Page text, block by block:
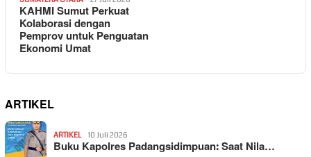
KAHMI Sumut Perkuat
Kolaborasi dengan
Pemprov untuk Penguatan
Ekonomi Umat
ARTIKEL
ARTIKEL 10 Juli 2026
Buku Kapolres Padangsidimpuan: Saat Nila…